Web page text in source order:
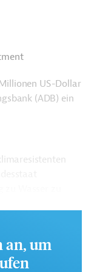
US-Dollar
(ADB) ein
akutem
Zeit zu
an, um